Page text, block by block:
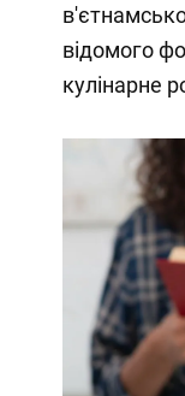
відомого
кулінарне